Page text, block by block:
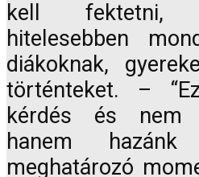
kell fektetni,
hitelesebben
diákoknak,
történteket. –
kérdés és nem
hanem hazánk
meghatározó